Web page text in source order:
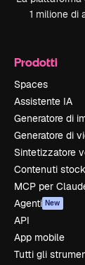
1 milione di
Prodotti
Spaces
Assistente IA
Generatore di
Generatore di
Sintetizzatore
Contenuti stock
MCP per
Agenti New
API
App mobile
Tutti gli